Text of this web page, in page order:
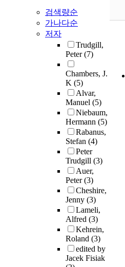
검색량순
가나다순
저자
Trudgill,
Peter(7)
Chambers, J.
K (5)
Alvar,
Manuel (5)
Niebaum,
Hermann (5)
Rabanus,
Stefan (4)
Peter
Trudgill (3)
Auer,
Peter(3)
Cheshire,
Jenny (3)
Lameli,
Alfred (3)
Kehrein,
Roland (3)
edited by
Jacek Fisiak